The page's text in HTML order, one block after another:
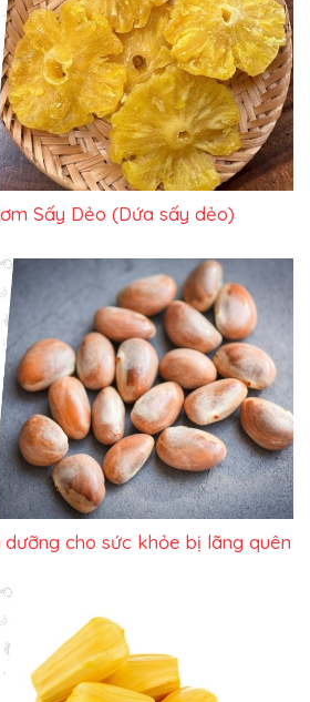
Sấy Dẻo (Dứa sấy dẻo)
cho sức khỏe bị lãng quên